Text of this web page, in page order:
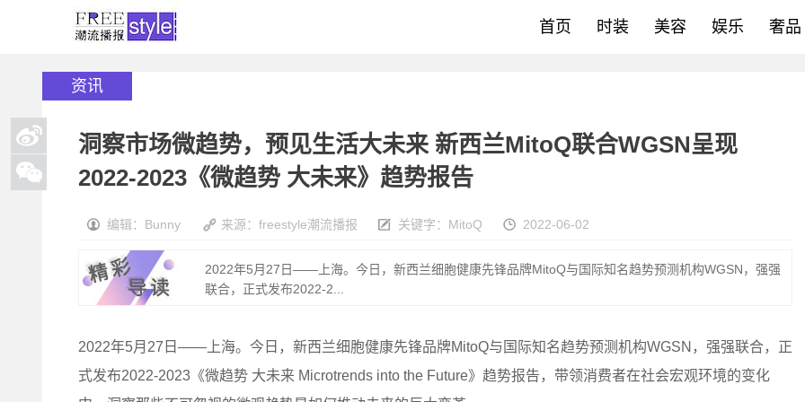
首页 时装 美容 娱乐 奢品
资讯
洞察市场微趋势，预见生活大未来 新西兰MitoQ联合WGSN呈现
2022-2023《微趋势 大未来》趋势报告
编辑：Bunny 来源：freestyle潮流播报 关键字： MitoQ 2022-06-02
2022年5月27日——上海。今日，新西兰细胞健康先锋品牌MitoQ与国际知名趋势预测机构WGSN，强强
联合，正式发布2022-2...
2022年5月27日——上海。今日，新西兰细胞健康先锋品牌MitoQ与国际知名趋势预测机构WGSN，强强联合，正
式发布2022-2023《微趋势 大未来 Microtrends into the Future》趋势报告，带领消费者在社会宏观环境的变化